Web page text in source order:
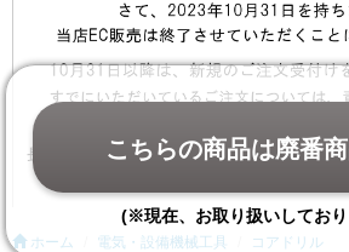
ホーム 電気・設備機械工具 コアドリル
こちらの商品は廃番商
(※現在、お取り扱いしてお